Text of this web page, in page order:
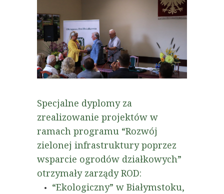
Specjalne dyplomy za
zrealizowanie projektów w
ramach programu “Rozwój
zielonej infrastruktury poprzez
wsparcie ogrodów działkowych”
otrzymały zarządy ROD:
“Ekologiczny” w Białymstoku,